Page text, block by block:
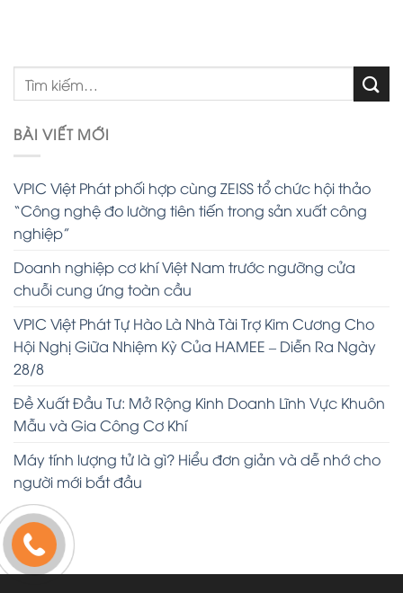
BÀI VIẾT MỚI
VPIC Việt Phát phối hợp cùng ZEISS tổ chức hội thảo
“Công nghệ đo lường tiên tiến trong sản xuất công
nghiệp”
Doanh nghiệp cơ khí Việt Nam trước ngưỡng cửa
chuỗi cung ứng toàn cầu
VPIC Việt Phát Tự Hào Là Nhà Tài Trợ Kim Cương Cho
Hội Nghị Giữa Nhiệm Kỳ Của HAMEE – Diễn Ra Ngày
28/8
Đề Xuất Đầu Tư: Mở Rộng Kinh Doanh Lĩnh Vực Khuôn
Mẫu và Gia Công Cơ Khí
Máy tính lượng tử là gì? Hiểu đơn giản và dễ nhớ cho
người mới bắt đầu